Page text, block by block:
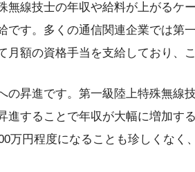
無線技士の年収や給料が上がるケ
です。多くの通信関連企業では第
月額の資格手当を支給しており、
の昇進です。第一級陸上特殊無線
進することで年収が大幅に増加す
万円程度になることも珍しくなく